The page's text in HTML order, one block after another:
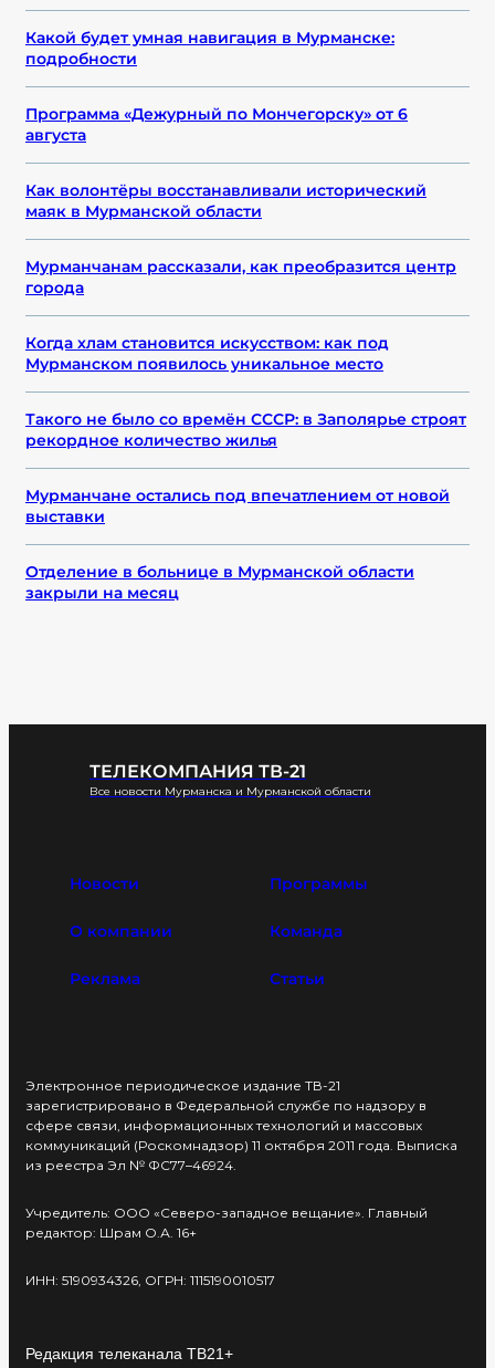
Какой будет умная навигация в Мурманске:
подробности
Программа «Дежурный по Мончегорску» от 6
августа
Как волонтёры восстанавливали исторический
маяк в Мурманской области
Мурманчанам рассказали, как преобразится центр
города
Когда хлам становится искусством: как под
Мурманском появилось уникальное место
Такого не было со времён СССР: в Заполярье строят
рекордное количество жилья
Мурманчане остались под впечатлением от новой
выставки
Отделение в больнице в Мурманской области
закрыли на месяц
ТЕЛЕКОМПАНИЯ ТВ-21
Все новости Мурманска и Мурманской области
Новости Программы
О компании Команда
Реклама Статьи
Электронное периодическое издание ТВ-21
зарегистрировано в Федеральной службе по надзору в
сфере связи, информационных технологий и массовых
коммуникаций (Роскомнадзор) 11 октября 2011 года. Выписка
из реестра Эл № ФС77–46924.
Учредитель: ООО «Северо-западное вещание». Главный
редактор: Шрам О.А. 16+
ИНН: 5190934326, ОГРН: 1115190010517
Редакция телеканала ТВ21+